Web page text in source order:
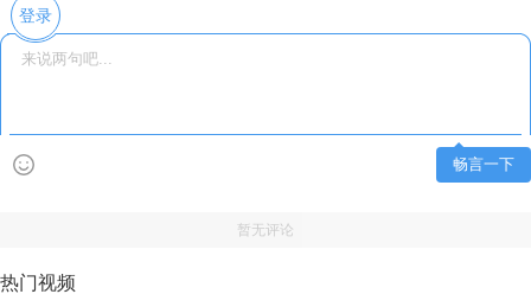
登录
畅言一下
暂无评论
热门视频